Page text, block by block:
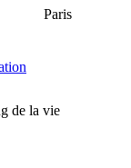
Paris
de la vie